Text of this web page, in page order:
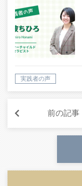
実践者の声
前の記事